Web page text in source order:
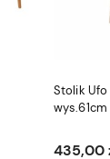
Stolik Ufo
wys.61cm
435,00